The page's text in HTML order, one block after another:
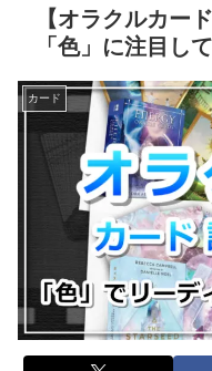
【オラクルカー
「色」に注目し
カード